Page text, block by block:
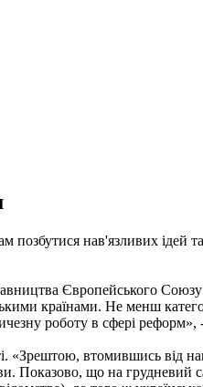
нав'язливих ідей
Європейського
країнами. Не менш
роботу в сфері реформ»,
втомившись від
що на грудневий